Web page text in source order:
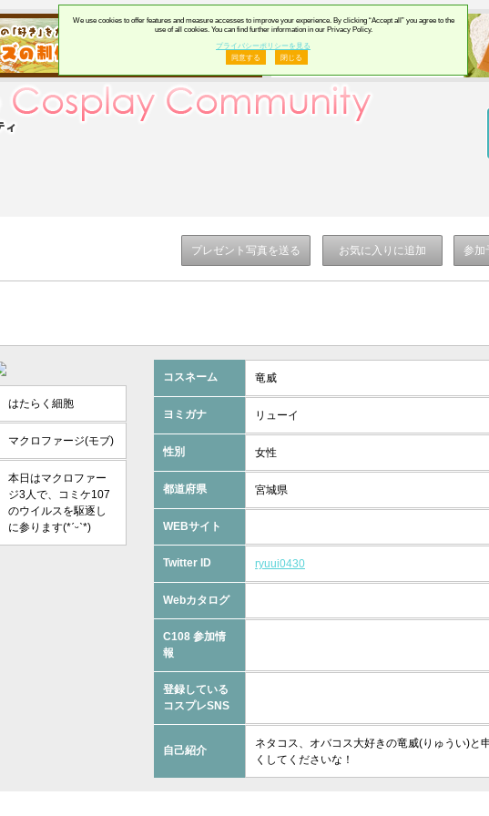
プレゼント写真を送る お気に入りに追加 参加
はたらく細胞
マクロファージ(モブ)
本日はマクロファー
ジ3人で、コミケ107
のウイルスを駆逐し
に参ります(*ˊᵕˋ*)
コスネーム 竜威
ヨミガナ リューイ
性別 女性
都道府県 宮城県
WEBサイト
Twitter ID ryuui0430
Webカタログ
C108 参加情
報
登録している
コスプレSNS
自己紹介
ネタコス、オバコス大好きの竜威(りゅうい)と
くしてくださいな！
We use cookies to offer features and measure accesses to improve your experience. By clicking “Accept all” you agree to the
use of all cookies. You can find further information in our Privacy Policy.
プライバシーポリシーを見る
同意する
閉じる